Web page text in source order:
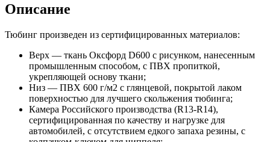
Описание
Тюбинг произведен из сертифицированных материалов:
Верх — ткань Оксфорд D600 с рисунком, нанесенным
промышленным способом, с ПВХ пропиткой,
укрепляющей основу ткани;
Низ — ПВХ 600 г/м2 с глянцевой, покрытой лаком
поверхностью для лучшего скольжения тюбинга;
Камера Российского производства (R13-R14),
сертифицированная по качеству и нагрузке для
автомобилей, с отсутствием едкого запаха резины, с